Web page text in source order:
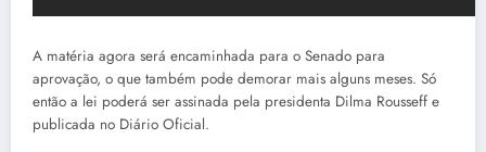
A matéria agora será encaminhada para o Senado para
aprovação, o que também pode demorar mais alguns meses. Só
então a lei poderá ser assinada pela presidenta Dilma Rousseff e
publicada no Diário Oficial.